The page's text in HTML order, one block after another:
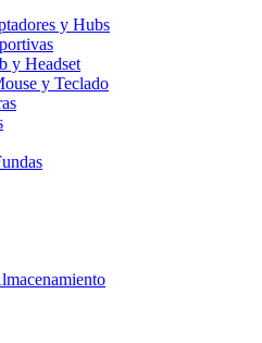
y Hubs
y Headset
y Teclado